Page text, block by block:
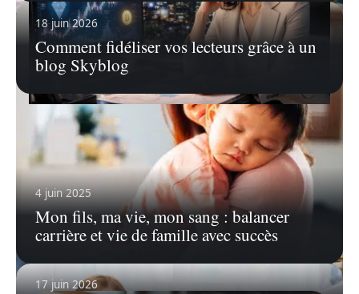
18 juin 2026
Comment fidéliser vos lecteurs grâce à un
blog Skyblog
17 juin 2026
4 juin 2025
Mon fils, ma vie, mon sang : balancer
carrière et vie de famille avec succès
23 mai 2026
Madame Watanabe et l’essor des
cryptomonnaies au Japon : une analyse
Le Japon connaît une transformation
remarquable dans le paysage des finances
numériques,…
En savoir plus